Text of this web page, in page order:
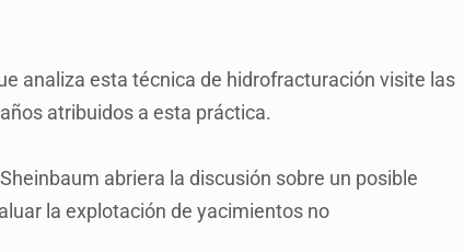
analiza esta técnica de hidrofracturación visite las
atribuidos a esta práctica.
abriera la discusión sobre un posible
la explotación de yacimientos no